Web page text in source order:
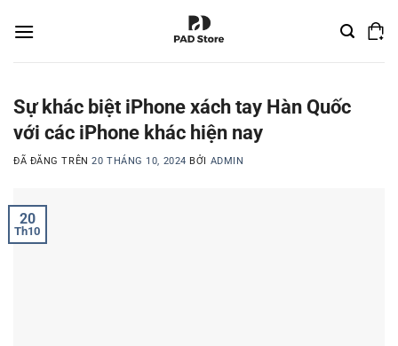
đến
Sự khác biệt iPhone xách tay Hàn Quốc
với các iPhone khác hiện nay
ĐÃ ĐĂNG TRÊN20 THÁNG 10, 2024 BỞI ADMIN
20
Th10